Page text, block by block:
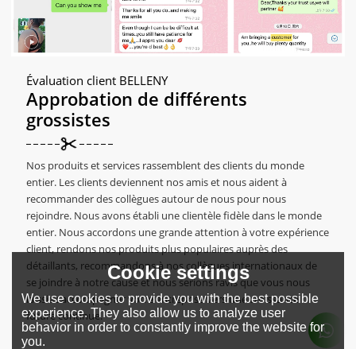
Évaluation client BELLENY
Approbation de différents
grossistes
Nos produits et services rassemblent des clients du monde
entier. Les clients deviennent nos amis et nous aident à
recommander des collègues autour de nous pour nous
rejoindre. Nous avons établi une clientèle fidèle dans le monde
entier. Nous accordons une grande attention à votre expérience
client, rendons nos produits plus populaires auprès des
détaillants, recommandons à nos collègues internationaux de
se joindre à notre cause et nous serions ravis que vous nous
laissiez accompagner votre entreprise vers une croissance
future continue.
Cookie settings
We use cookies to provide you with the best possible
experience. They also allow us to analyze user
behavior in order to constantly improve the website for
you.